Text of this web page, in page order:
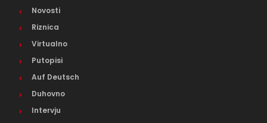
Novosti
Riznica
Virtualno
Putopisi
Auf Deutsch
Duhovno
Intervju